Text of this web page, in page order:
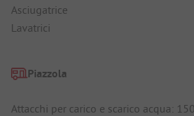
Asciugatrice
Lavatrici
Piazzola
Attacchi per carico e scarico acqua: 150